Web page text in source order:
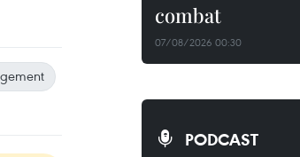
combat
07/08/2026 00:30
PODCAST